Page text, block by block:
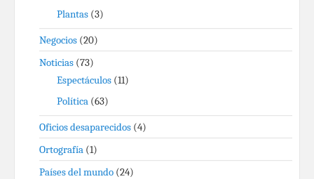
Plantas (3)
Negocios (20)
Noticias (73)
Espectáculos (11)
Política (63)
Oficios desaparecidos (4)
Ortografía (1)
Países del mundo (24)